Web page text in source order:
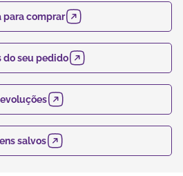
para comprar
do seu pedido
salvos